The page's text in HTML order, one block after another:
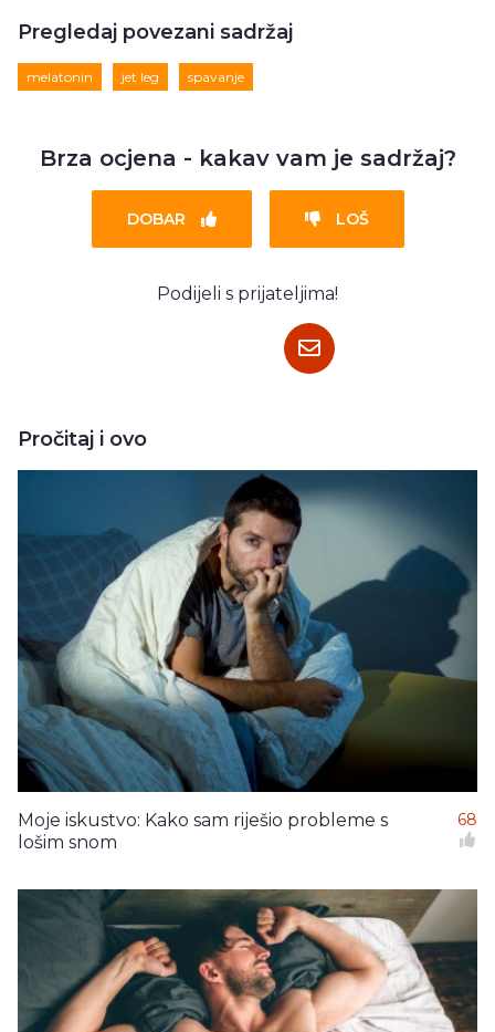
Pregledaj povezani sadržaj
melatonin jet leg spavanje
Brza ocjena - kakav vam je sadržaj?
DOBAR LOŠ
Podijeli s prijateljima!
Pročitaj i ovo
Moje iskustvo: Kako sam riješio probleme s
lošim snom
68